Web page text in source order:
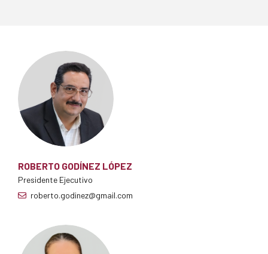
ROBERTO GODÍNEZ LÓPEZ
Presidente Ejecutivo
roberto.godinez@gmail.com